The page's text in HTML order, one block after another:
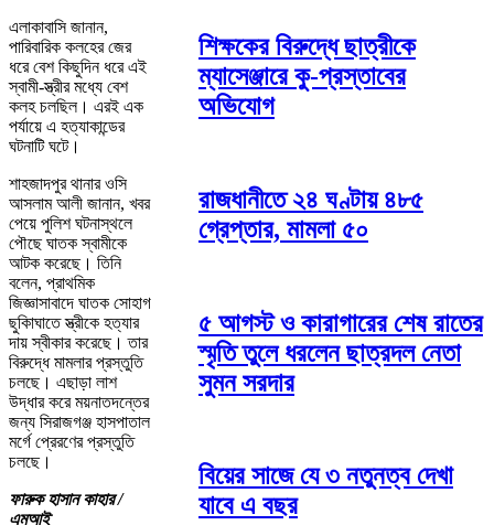
এলাকাবাসি জানান,
পারিবারিক কলহের জের
ধরে বেশ কিছুদিন ধরে এই
স্বামী-স্ত্রীর মধ্যে বেশ
কলহ চলছিল। এরই এক
পর্যায়ে এ হত্যাকান্ডের
ঘটনাটি ঘটে।
শাহজাদপুর থানার ওসি
আসলাম আলী জানান, খবর
পেয়ে পুলিশ ঘটনাস্থলে
পৌছে ঘাতক স্বামীকে
আটক করেছে। তিনি
বলেন, প্রাথমিক
জিজ্ঞাসাবাদে ঘাতক সোহাগ
ছুকিাঘাতে স্ত্রীকে হত্যার
দায় স্বীকার করেছে। তার
বিরুদ্ধে মামলার প্রস্তুতি
চলছে। এছাড়া লাশ
উদ্ধার করে ময়নাতদন্তের
জন্য সিরাজগঞ্জ হাসপাতাল
মর্গে প্রেরণের প্রস্তুতি
চলছে।
ফারুক হাসান কাহার /
এমআই
শিক্ষকের বিরুদ্ধে ছাত্রীকে
ম্যাসেঞ্জারে কু-প্রস্তাবের
অভিযোগ
রাজধানীতে ২৪ ঘণ্টায় ৪৮৫
গ্রেপ্তার, মামলা ৫০
৫ আগস্ট ও কারাগারের শেষ রাতের
স্মৃতি তুলে ধরলেন ছাত্রদল নেতা
সুমন সরদার
বিয়ের সাজে যে ৩ নতুনত্ব দেখা
যাবে এ বছর